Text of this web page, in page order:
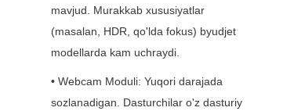
mavjud. Murakkab xususiyatlar
(masalan, HDR, qo'lda fokus) byudjet
modellarda kam uchraydi.
• Webcam Moduli: Yuqori darajada
sozlanadigan. Dasturchilar o'z dasturiy